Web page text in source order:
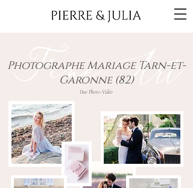
Fine Art
Photographe Mariage Tarn-et-
Garonne (82)
Duo Photo-Vidéo